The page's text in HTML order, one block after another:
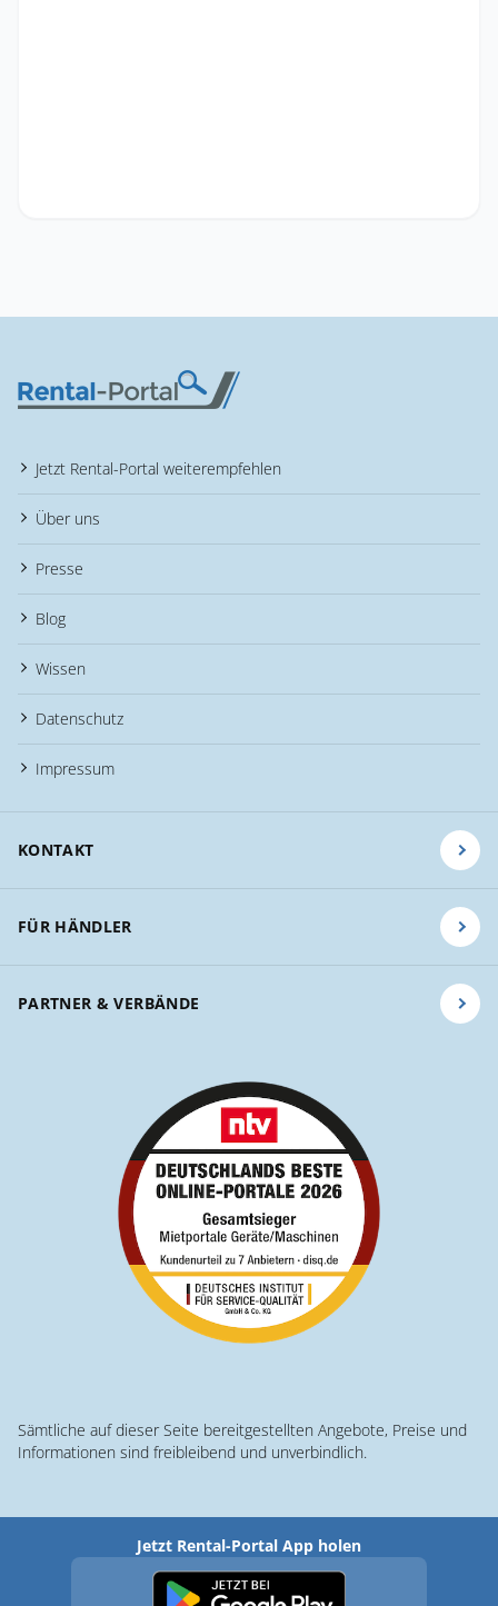
Jetzt Rental-Portal weiterempfehlen
Über uns
Presse
Blog
Wissen
Datenschutz
Impressum
KONTAKT
FÜR HÄNDLER
PARTNER & VERBÄNDE
Sämtliche auf dieser Seite bereitgestellten Angebote, Preise und
Informationen sind freibleibend und unverbindlich.
Jetzt Rental-Portal App holen